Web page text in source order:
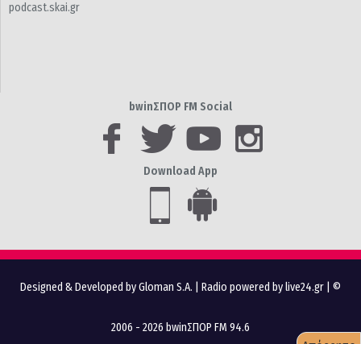
podcast.skai.gr
bwinΣΠΟΡ FM Social
Download App
Designed & Developed by Gloman S.A. Radio powered by live24.gr | ©
2006 - 2026 bwinΣΠΟΡ FM 94.6